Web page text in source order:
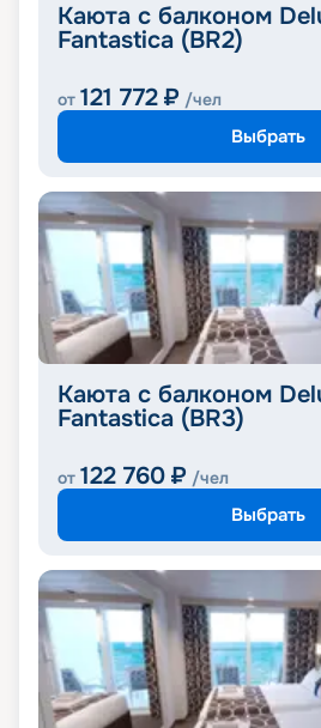
Каюта с балконом
Fantastica (BR2)
от 121 772 ₽ /чел
Выбрать
Каюта с балконом
Fantastica (BR3)
от 122 760 ₽ /чел
Выбрать